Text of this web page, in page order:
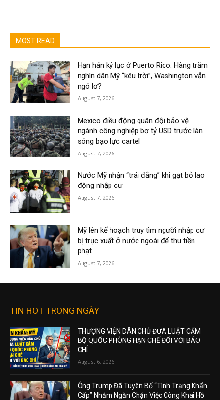
MOST READ
Hạn hán kỷ lục ở Puerto Rico: Hàng trăm
nghìn dân Mỹ “kêu trời”, Washington vẫn
ngó lơ?
August 7, 2026
Mexico điều động quân đội bảo vệ
ngành công nghiệp bơ tỷ USD trước làn
sóng bạo lực cartel
August 7, 2026
Nước Mỹ nhận “trái đắng” khi gạt bỏ lao
động nhập cư
August 7, 2026
Mỹ lên kế hoạch truy tìm người nhập cư
bị trục xuất ở nước ngoài để thu tiền
phạt
August 7, 2026
TIN HOT TRONG NGÀY
THƯỢNG VIỆN DÂN CHỦ ĐƯA LUẬT CẤM
BỘ QUỐC PHÒNG HẠN CHẾ ĐỐI VỚI BÁO
CHÍ
August 6, 2026
Ông Trump Đã Tuyên Bố “Tình Trạng Khẩn
Cấp” Nhằm Ngăn Chặn Việc Công Khai Hồ